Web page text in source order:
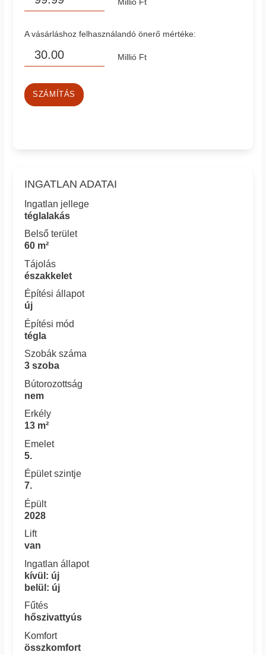
Millió Ft
A vásárláshoz felhasználandó önerő mértéke:
Millió Ft
SZÁMÍTÁS
INGATLAN ADATAI
Ingatlan jellege
téglalakás
Belső terület
60 m²
Tájolás
északkelet
Építési állapot
új
Építési mód
tégla
Szobák száma
3 szoba
Bútorozottság
nem
Erkély
13 m²
Emelet
5.
Épület szintje
7.
Épült
2028
Lift
van
Ingatlan állapot
kívül: új
belül: új
Fűtés
hőszivattyús
Komfort
összkomfort